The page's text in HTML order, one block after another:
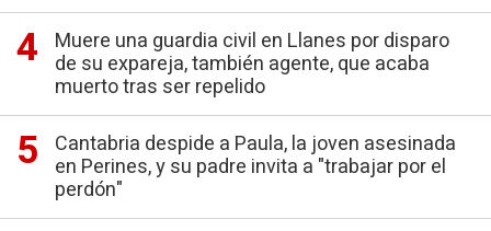
Muere una guardia civil en Llanes por disparo
de su expareja, también agente, que acaba
muerto tras ser repelido
Cantabria despide a Paula, la joven asesinada
en Perines, y su padre invita a "trabajar por el
perdón"